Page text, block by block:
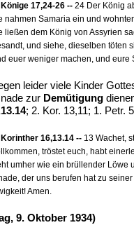
17,24-26 -- 24 Der König
nahmen Samaria ein und
ließen dem König von Assyrien
und siehe, dieselben töten
euer weniger machen, und eure
leider viele Kinder
zur Demütigung
; 2. Kor. 13,11; 1. Petr.
16,13.14 -- 13 Wachet,
tröstet euch, habt
umher wie ein brüllender Löwe
der uns berufen hat zu
Amen.
9. Oktober 1934)